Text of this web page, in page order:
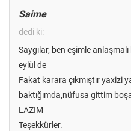
Saime
dedi ki:
Saygılar, ben eşimle
eylül de
Fakat karara çıkmıştır yaxizi
baktığımda,nüfusa gittim
LAZIM
Teşekkürler.